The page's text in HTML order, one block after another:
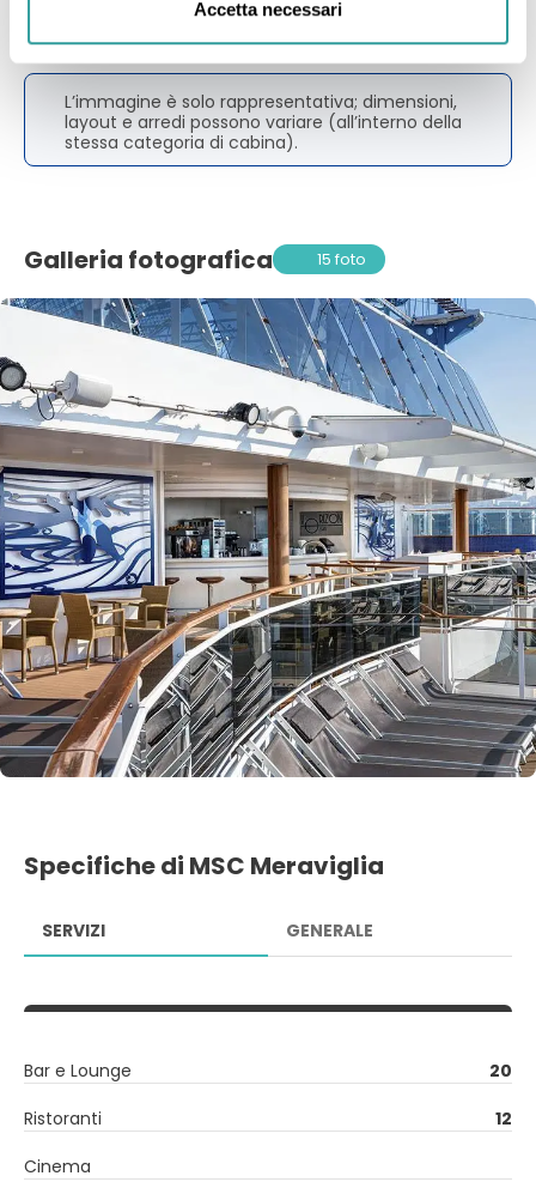
Accetta necessari
L’immagine è solo rappresentativa; dimensioni,
layout e arredi possono variare (all’interno della
stessa categoria di cabina).
Galleria fotografica 15 foto
Specifiche di MSC Meraviglia
SERVIZI GENERALE
Bar e Lounge
20
Ristoranti
12
Cinema